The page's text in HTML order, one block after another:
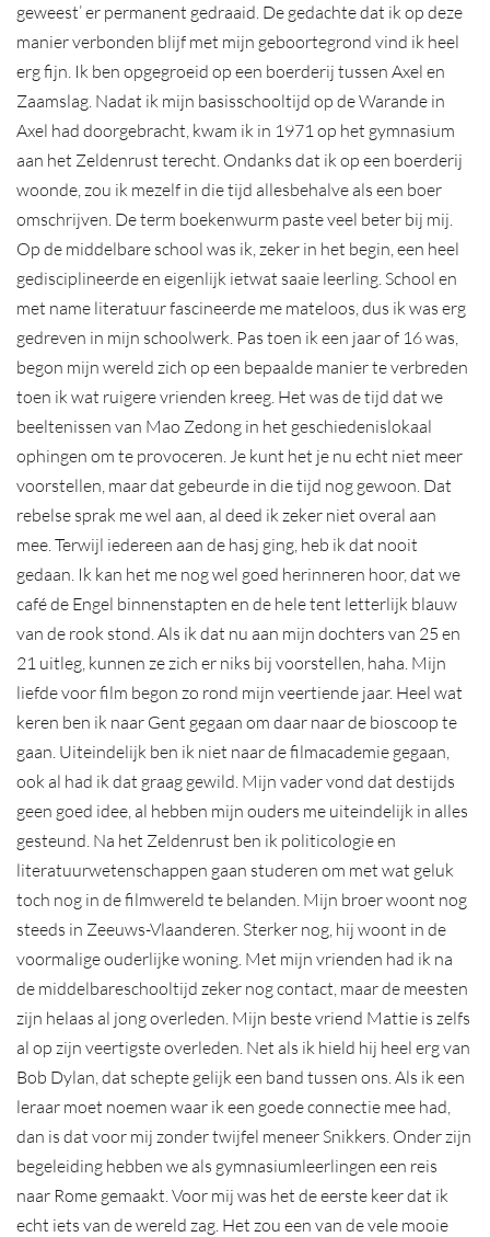
geweest’ er permanent gedraaid. De gedachte dat ik op deze
manier verbonden blijf met mijn geboortegrond vind ik heel
erg fijn. Ik ben opgegroeid op een boerderij tussen Axel en
Zaamslag. Nadat ik mijn basisschooltijd op de Warande in
Axel had doorgebracht, kwam ik in 1971 op het gymnasium
aan het Zeldenrust terecht. Ondanks dat ik op een boerderij
woonde, zou ik mezelf in die tijd allesbehalve als een boer
omschrijven. De term boekenwurm paste veel beter bij mij.
Op de middelbare school was ik, zeker in het begin, een heel
gedisciplineerde en eigenlijk ietwat saaie leerling. School en
met name literatuur fascineerde me mateloos, dus ik was erg
gedreven in mijn schoolwerk. Pas toen ik een jaar of 16 was,
begon mijn wereld zich op een bepaalde manier te verbreden
toen ik wat ruigere vrienden kreeg. Het was de tijd dat we
beeltenissen van Mao Zedong in het geschiedenislokaal
ophingen om te provoceren. Je kunt het je nu echt niet meer
voorstellen, maar dat gebeurde in die tijd nog gewoon. Dat
rebelse sprak me wel aan, al deed ik zeker niet overal aan
mee. Terwijl iedereen aan de hasj ging, heb ik dat nooit
gedaan. Ik kan het me nog wel goed herinneren hoor, dat we
café de Engel binnenstapten en de hele tent letterlijk blauw
van de rook stond. Als ik dat nu aan mijn dochters van 25 en
21 uitleg, kunnen ze zich er niks bij voorstellen, haha. Mijn
liefde voor film begon zo rond mijn veertiende jaar. Heel wat
keren ben ik naar Gent gegaan om daar naar de bioscoop te
gaan. Uiteindelijk ben ik niet naar de filmacademie gegaan,
ook al had ik dat graag gewild. Mijn vader vond dat destijds
geen goed idee, al hebben mijn ouders me uiteindelijk in alles
gesteund. Na het Zeldenrust ben ik politicologie en
literatuurwetenschappen gaan studeren om met wat geluk
toch nog in de filmwereld te belanden. Mijn broer woont nog
steeds in Zeeuws-Vlaanderen. Sterker nog, hij woont in de
voormalige ouderlijke woning. Met mijn vrienden had ik na
de middelbareschooltijd zeker nog contact, maar de meesten
zijn helaas al jong overleden. Mijn beste vriend Mattie is zelfs
al op zijn veertigste overleden. Net als ik hield hij heel erg van
Bob Dylan, dat schepte gelijk een band tussen ons. Als ik een
leraar moet noemen waar ik een goede connectie mee had,
dan is dat voor mij zonder twijfel meneer Snikkers. Onder zijn
begeleiding hebben we als gymnasiumleerlingen een reis
naar Rome gemaakt. Voor mij was het de eerste keer dat ik
echt iets van de wereld zag. Het zou een van de vele mooie